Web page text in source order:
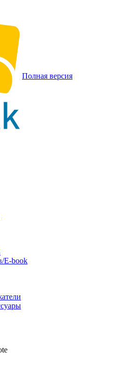
Полная версия
E-book